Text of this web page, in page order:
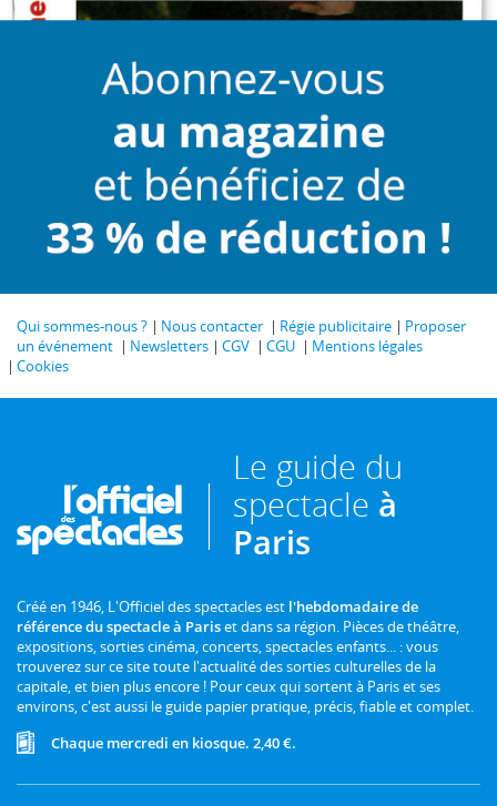
Qui sommes-nous ? Nous contacter Régie publicitaire
Proposer
un événement
Newsletters CGV CGU
Mentions légales
Cookies
Le guide du
spectacle à
Paris
Créé en 1946, L'Officiel des spectacles est l'hebdomadaire de
référence du spectacle à Pariset dans sa région. Pièces de théâtre,
expositions, sorties cinéma, concerts, spectacles enfants... : vous
trouverez sur ce site toute l'actualité des sorties culturelles de la
capitale, et bien plus encore ! Pour ceux qui sortent à Paris et ses
environs, c'est aussi le guide papier pratique, précis, fiable et complet.
Chaque mercredi en kiosque. 2,40 €.